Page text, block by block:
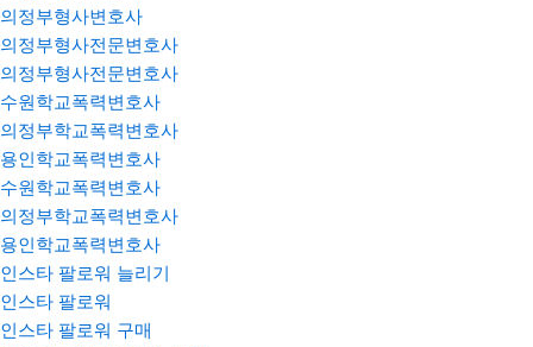
의정부형사변호사
의정부형사전문변호사
의정부형사전문변호사
수원학교폭력변호사
의정부학교폭력변호사
용인학교폭력변호사
수원학교폭력변호사
의정부학교폭력변호사
용인학교폭력변호사
인스타 팔로워 늘리기
인스타 팔로워
인스타 팔로워 구매